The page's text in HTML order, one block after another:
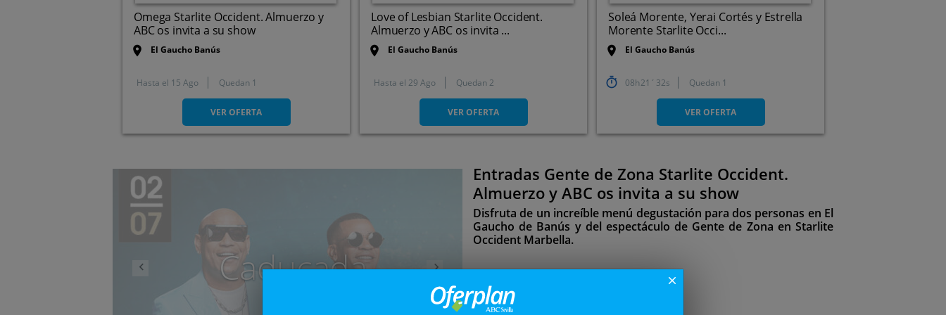
Omega Starlite Occident. Almuerzo y
ABC os invita a su show
El Gaucho Banús
Marbella (Málaga)
Hasta el 15 Ago Quedan 1
VER OFERTA
Love of Lesbian Starlite Occident.
Almuerzo y ABC os invita ...
El Gaucho Banús
Marbella (Málaga)
Hasta el 29 Ago Quedan 2
VER OFERTA
Soleá Morente, Yerai Cortés y Estrella
Morente Starlite Occi...
El Gaucho Banús
Marbella (Málaga)
08 21 32 Quedan 1
VER OFERTA
Caducada
Anterior Siguiente
Entradas Gente de Zona Starlite Occident.
Almuerzo y ABC os invita a su show
Disfruta de un increíble menú degustación para dos personas en El
Gaucho de Banús y del espectáculo de Gente de Zona en Starlite
Occident Marbella.
129€
close